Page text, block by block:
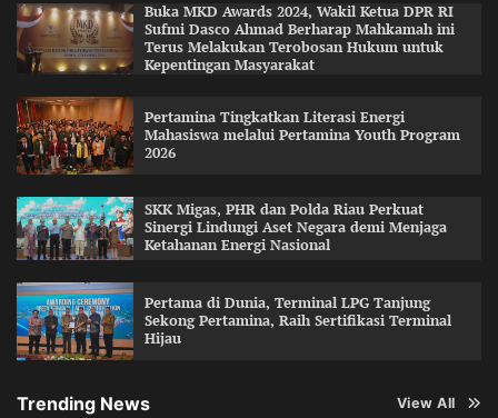
Buka MKD Awards 2024, Wakil Ketua DPR RI
Sufmi Dasco Ahmad Berharap Mahkamah ini
Terus Melakukan Terobosan Hukum untuk
Kepentingan Masyarakat
Pertamina Tingkatkan Literasi Energi
Mahasiswa melalui Pertamina Youth Program
2026
SKK Migas, PHR dan Polda Riau Perkuat
Sinergi Lindungi Aset Negara demi Menjaga
Ketahanan Energi Nasional
Pertama di Dunia, Terminal LPG Tanjung
Sekong Pertamina, Raih Sertifikasi Terminal
Hijau
Trending News View All